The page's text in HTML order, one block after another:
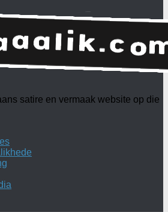
satire en vermaak website op die